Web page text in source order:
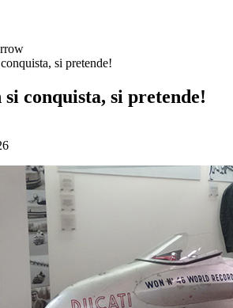
si pretende!
conquista, si pretende!